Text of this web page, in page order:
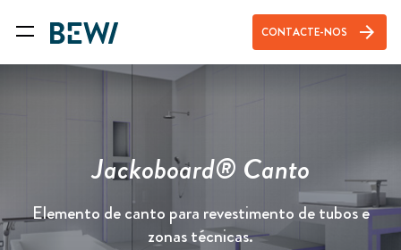
CONTACTE-NOS arrow_forward
Jackoboard® Canto
Elemento de canto para revestimento de tubos e
zonas técnicas.